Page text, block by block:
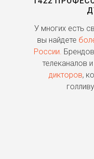
У многих есть
вы найдете
России.
телеканалов
дикторов,